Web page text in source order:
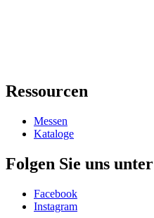
Ressourcen
Messen
Kataloge
Folgen Sie uns unter
Facebook
Instagram